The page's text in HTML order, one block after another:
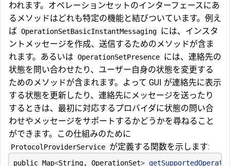
われます。オペレーションセットのインターフェースにあ
るメソッドはどれも特定の機能と結びついています。例え
ば OperationSetBasicInstantMessaging
には、インスタ
ントメッセージを作成、送信するためのメソッドが含ま
れます。あるいは OperationSetPresence
には、連絡先の
状態を問い合わせたり、ユーザー自身の状態を変更する
ためのメソッドが含まれます。よって GUI が連絡先に表示
する状態を更新したり、連絡先にメッセージを送ったり
するときは、最初に対応するプロバイダに状態の問い合
わせやメッセージをサポートするかどうかを尋ねること
ができます。この仕組みのために
ProtocolProviderService が定義する関数を示します:
public Map<String, OperationSet>